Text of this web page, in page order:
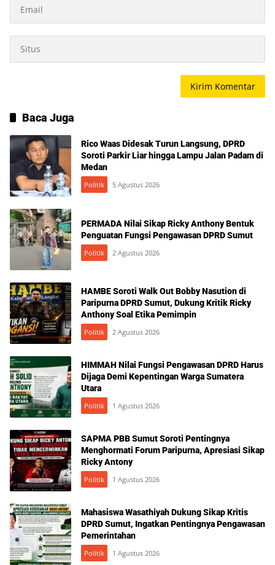
Baca Juga
Rico Waas Didesak Turun Langsung, DPRD
Soroti Parkir Liar hingga Lampu Jalan Padam di
Medan
Politik 5 Agustus 2026
PERMADA Nilai Sikap Ricky Anthony Bentuk
Penguatan Fungsi Pengawasan DPRD Sumut
Politik 2 Agustus 2026
HAMBE Soroti Walk Out Bobby Nasution di
Paripurna DPRD Sumut, Dukung Kritik Ricky
Anthony Soal Etika Pemimpin
Politik 2 Agustus 2026
HIMMAH Nilai Fungsi Pengawasan DPRD Harus
Dijaga Demi Kepentingan Warga Sumatera
Utara
Politik 1 Agustus 2026
SAPMA PBB Sumut Soroti Pentingnya
Menghormati Forum Paripurna, Apresiasi Sikap
Ricky Antony
Politik 1 Agustus 2026
Mahasiswa Wasathiyah Dukung Sikap Kritis
DPRD Sumut, Ingatkan Pentingnya Pengawasan
Pemerintahan
Politik 1 Agustus 2026